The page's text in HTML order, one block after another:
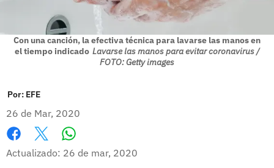
Con una canción, la efectiva técnica para lavarse las manos en
el tiempo indicado Lavarse las manos para evitar coronavirus /
FOTO: Getty images
Por: EFE
26 de Mar, 2020
Facebook
X
Actualizado: 26 de mar, 2020